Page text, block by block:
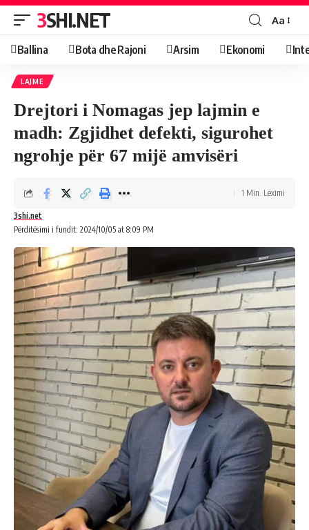
3SHI.NET Aa
Ballina Bota dhe Rajoni Arsim Ekonomi
LAJME
Drejtori i Nomagas jep lajmin e
madh: Zgjidhet defekti, sigurohet
ngrohje për 67 mijë amvisëri
Përditësimi i fundit: 2024/10/05 at 8:09 PM
3shi.net
1 Min. Leximi